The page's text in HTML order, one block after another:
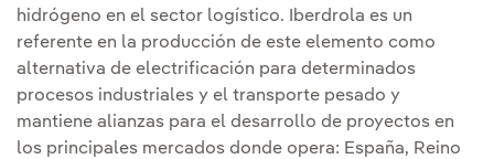
hidrógeno en el sector logístico. Iberdrola es un
referente en la producción de este elemento como
alternativa de electrificación para determinados
procesos industriales y el transporte pesado y
mantiene alianzas para el desarrollo de proyectos en
los principales mercados donde opera: España, Reino